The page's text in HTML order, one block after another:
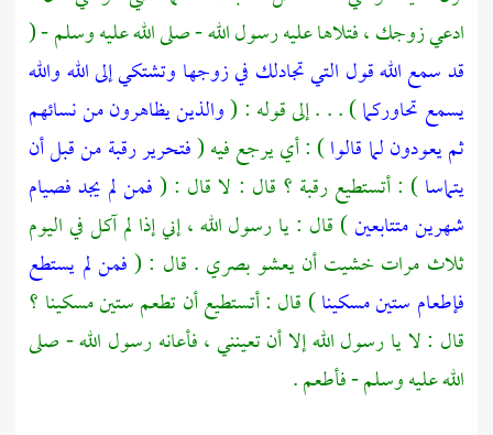
ادعي زوجك ، فتلاها عليه رسول الله - صلى الله عليه وسلم - (
قد سمع الله قول التي تجادلك في زوجها وتشتكي إلى الله والله
يسمع تحاوركما) . . . إلى قوله : (والذين يظاهرون من نسائهم
ثم يعودون لما قالوا) : أي يرجع فيه (فتحرير رقبة من قبل أن
يتماسا) : أتستطيع رقبة ؟ قال : لا قال : (فمن لم يجد فصيام
شهرين متتابعين) قال : يا رسول الله ، إني إذا لم آكل في اليوم
ثلاث مرات خشيت أن يعشو بصري . قال : (فمن لم يستطع
فإطعام ستين مسكينا) قال : أتستطيع أن تطعم ستين مسكينا ؟
قال : لا يا رسول الله إلا أن تعينني ، فأعانه رسول الله - صلى
الله عليه وسلم - فأطعم .